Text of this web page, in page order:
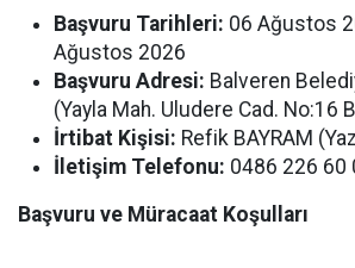
Başvuru Tarihleri: 06 Ağustos
Ağustos 2026
Başvuru Adresi: Balveren
(Yayla Mah. Uludere Cad. No:16
İrtibat Kişisi: Refik BAYRAM
İletişim Telefonu: 0486 226 60
Başvuru ve Müracaat Koşulları